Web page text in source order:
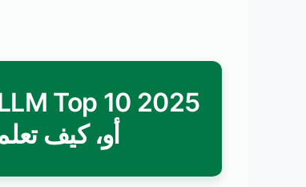
أو، كيف